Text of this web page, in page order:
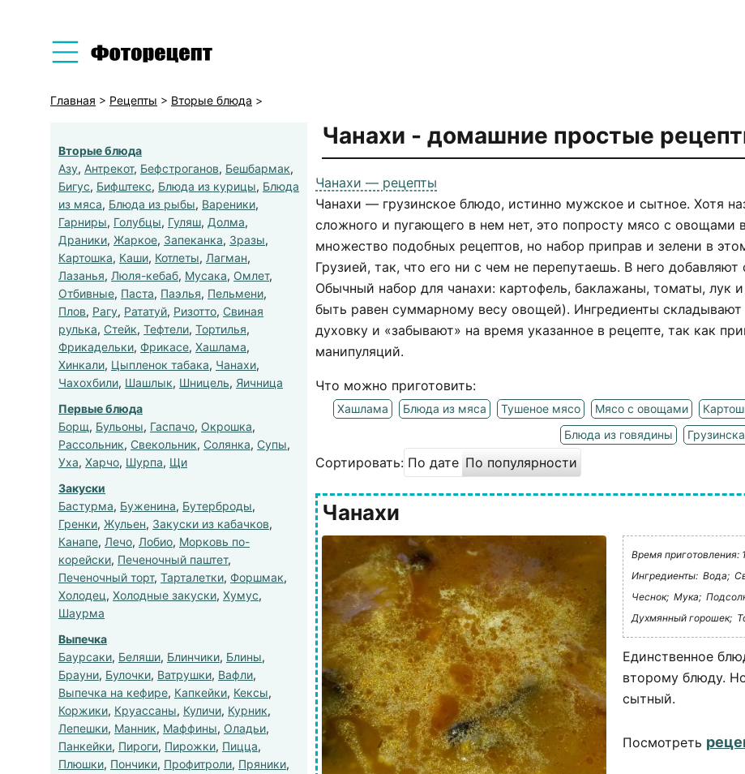
Главная > Рецепты > Вторые блюда >
Вторые блюда
Азу, Антрекот, Бефстроганов, Бешбармак,
Бигус, Бифштекс, Блюда из курицы, Блюда
из мяса, Блюда из рыбы, Вареники,
Гарниры, Голубцы, Гуляш, Долма,
Драники, Жаркое, Запеканка, Зразы,
Картошка, Каши, Котлеты, Лагман,
Лазанья, Люля-кебаб, Мусака, Омлет,
Отбивные, Паста, Паэлья, Пельмени,
Плов, Рагу, Рататуй, Ризотто, Свиная
рулька, Стейк, Тефтели, Тортилья,
Фрикадельки, Фрикасе, Хашлама,
Хинкали, Цыпленок табака, Чанахи,
Чахохбили, Шашлык, Шницель, Яичница
Первые блюда
Борщ, Бульоны, Гаспачо, Окрошка,
Рассольник, Свекольник, Солянка, Супы,
Уха, Харчо, Шурпа, Щи
Закуски
Бастурма, Буженина, Бутерброды,
Гренки, Жульен, Закуски из кабачков,
Канапе, Лечо, Лобио, Морковь по-
корейски, Печеночный паштет,
Печеночный торт, Тарталетки, Форшмак,
Холодец, Холодные закуски, Хумус,
Шаурма
Выпечка
Баурсаки, Беляши, Блинчики, Блины,
Брауни, Булочки, Ватрушки, Вафли,
Выпечка на кефире, Капкейки, Кексы,
Коржики, Круассаны, Куличи, Курник,
Лепешки, Манник, Маффины, Оладьи,
Панкейки, Пироги, Пирожки, Пицца,
Плюшки, Пончики, Профитроли, Пряники,
Чанахи - домашние простые
Чанахи — рецепты
Чанахи — грузинское блюдо, истинно мужское и сытное. Хотя
сложного и пугающего в нем нет, это попросту мясо с овощами
множество подобных рецептов, но набор приправ и зелени в
Грузией, так, что его ни с чем не перепутаешь. В него
Обычный набор для чанахи: картофель, баклажаны, томаты, лук
быть равен суммарному весу овощей). Ингредиенты
духовку и «забывают» на время указанное в рецепте, так как
манипуляций.
Что можно приготовить:
Хашлама Блюда из мяса Тушеное мясо Мясо с овощами
Блюда из говядины
Сортировать: По дате По популярности
Чанахи
Время приготовления:
Ингредиенты: Вода;
Чеснок; Мука;
Духмянный горошек;
Единственное
второму блюду.
сытный.
Посмотреть